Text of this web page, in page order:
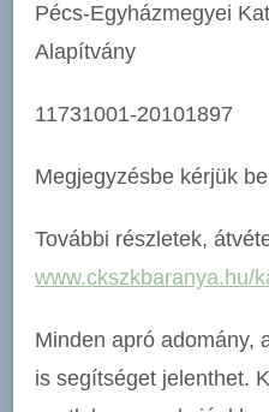
Pécs-Egyházmegyei
Alapítvány
11731001-20101897
Megjegyzésbe kérjük
További részletek,
www.ckszkbaranya.hu/
Minden apró adomány,
is segítséget jelenthet.